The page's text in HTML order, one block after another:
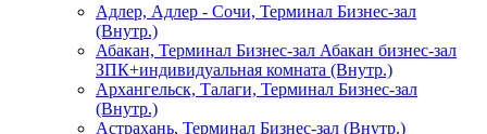
Адлер, Адлер - Сочи, Терминал Бизнес-зал
(Внутр.)
Абакан, Терминал Бизнес-зал Абакан бизнес-зал
ЗПК+индивидуальная комната (Внутр.)
Архангельск, Талаги, Терминал Бизнес-зал
(Внутр.)
Астрахань, Терминал Бизнес-зал (Внутр.)